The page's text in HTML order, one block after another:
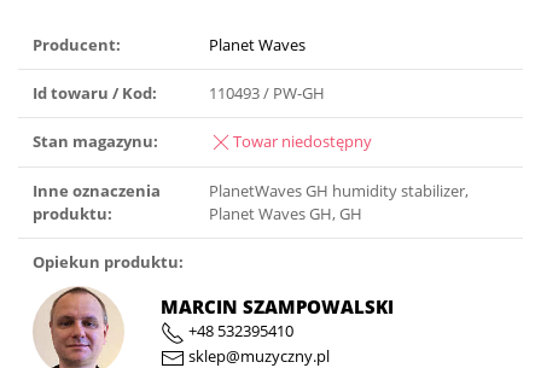
Producent: Planet Waves
Id towaru / Kod: 110493 / PW-GH
Stan magazynu: Towar niedostępny
Inne oznaczenia
produktu:
PlanetWaves GH humidity stabilizer,
Planet Waves GH, GH
Opiekun produktu:
MARCIN SZAMPOWALSKI
+48 532395410
sklep@muzyczny.pl